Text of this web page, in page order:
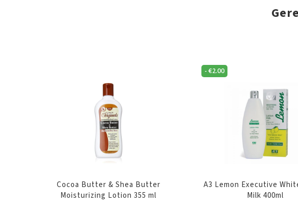
Cocoa Butter & Shea Butter
Moisturizing Lotion 355 ml
-€2.00
A3 Lemon Executive
Milk 400ml